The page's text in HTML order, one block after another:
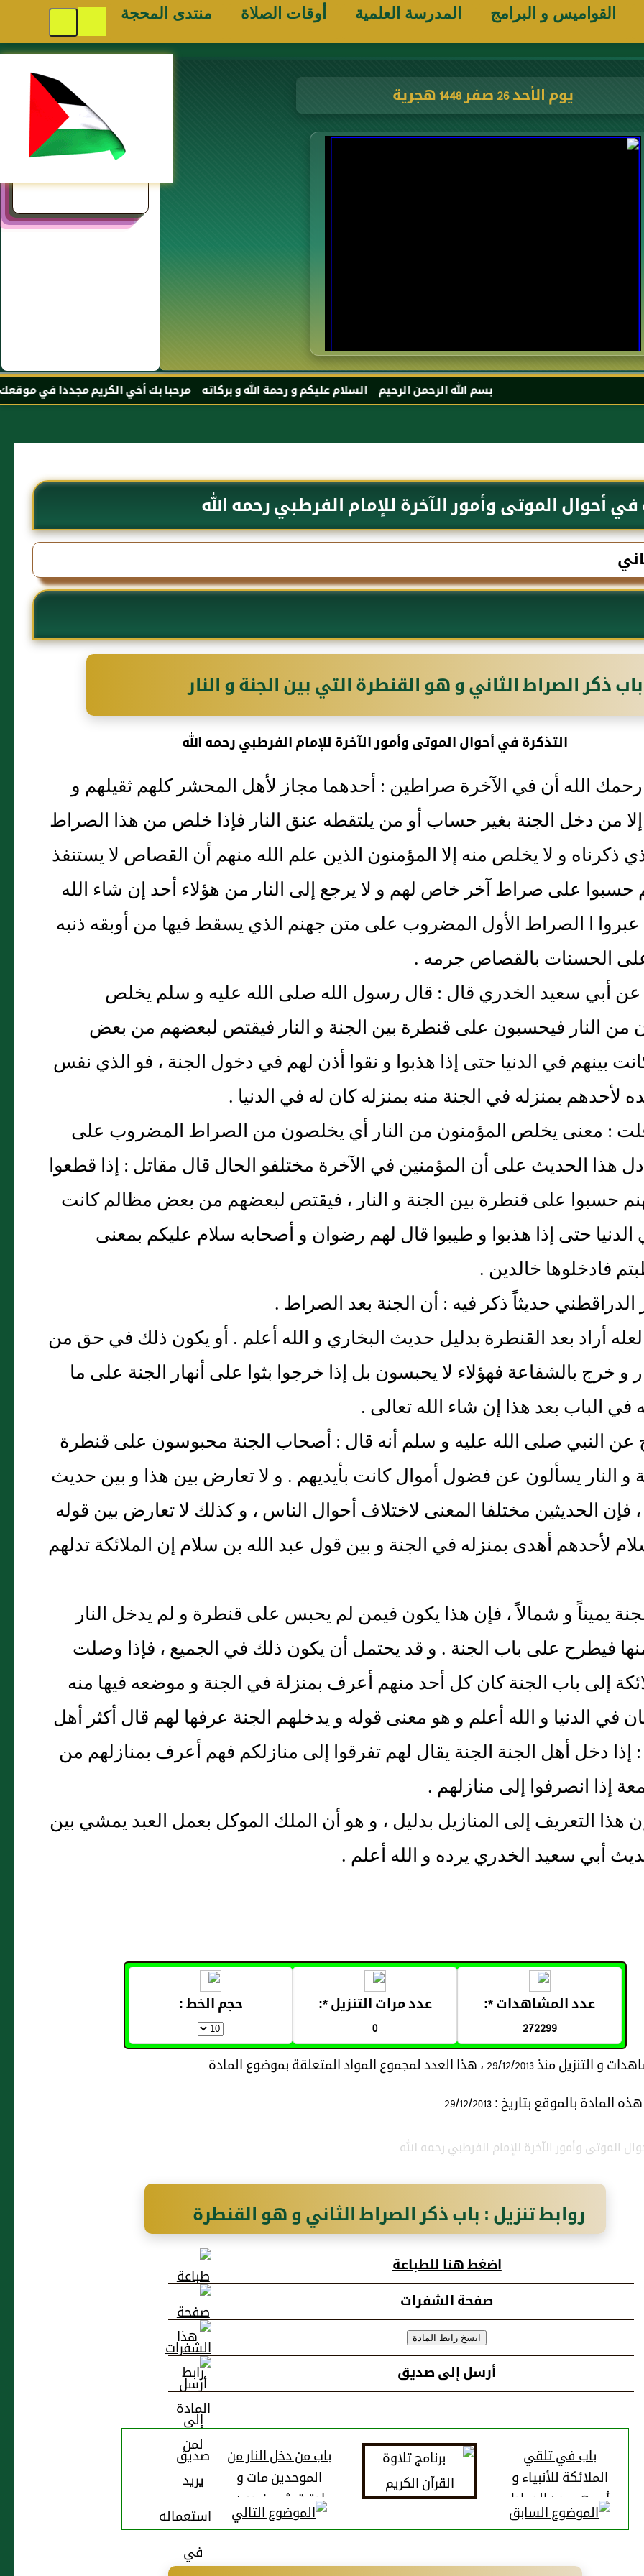
القواميس و البرامج المدرسة العلمية أوقات الصلاة منتدى المحجة
يوم الأحد 26 صفر 1448 هجرية
إسلامية
بسم الله الرحمن الرحيم السلام عليكم و رحمة الله و بركاته مرحبا بك أخي الكريم مجددا في موقعك المفضل المحجة
في أحوال الموتى وأمور الآخرة للإمام الفرطبي رحمه الله
باب ذكر الصراط الثاني و هو القنطرة التي بين الجنة و النار
التذكرة في أحوال الموتى وأمور الآخرة للإمام الفرطبي رحمه الله
الله أن في الآخرة صراطين : أحدهما مجاز لأهل المحشر كلهم ثقيلهم و
من دخل الجنة بغير حساب أو من يلتقطه عنق النار فإذا خلص من هذا الصراط
ذكرناه و لا يخلص منه إلا المؤمنون الذين علم الله منهم أن القصاص لا يستنفذ
حسبوا على صراط آخر خاص لهم و لا يرجع إلى النار من هؤلاء أحد إن شاء الله
عبروا ا الصراط الأول المضروب على متن جهنم الذي يسقط فيها من أوبقه ذنبه
الحسنات بالقصاص جرمه .
عن أبي سعيد الخدري قال : قال رسول الله صلى الله عليه و سلم يخلص
من النار فيحسبون على قنطرة بين الجنة و النار فيقتص لبعضهم من بعض
بينهم في الدنيا حتى إذا هذبوا و نقوا أذن لهم في دخول الجنة ، فو الذي نفس
لأحدهم بمنزله في الجنة منه بمنزله كان له في الدنيا .
: معنى يخلص المؤمنون من النار أي يخلصون من الصراط المضروب على
دل هذا الحديث على أن المؤمنين في الآخرة مختلفو الحال قال مقاتل : إذا قطعوا
حسبوا على قنطرة بين الجنة و النار ، فيقتص لبعضهم من بعض مظالم كانت
الدنيا حتى إذا هذبوا و طيبوا قال لهم رضوان و أصحابه سلام عليكم بمعنى
فادخلوها خالدين .
حديثاً ذكر فيه : أن الجنة بعد الصراط .
أراد بعد القنطرة بدليل حديث البخاري و الله أعلم . أو يكون ذلك في حق من
و خرج بالشفاعة فهؤلاء لا يحبسون بل إذا خرجوا بثوا على أنهار الجنة على ما
في الباب بعد هذا إن شاء الله تعالى .
النبي صلى الله عليه و سلم أنه قال : أصحاب الجنة محبوسون على قنطرة
و النار يسألون عن فضول أموال كانت بأيديهم . و لا تعارض بين هذا و بين حديث
فإن الحديثين مختلفا المعنى لاختلاف أحوال الناس ، و كذلك لا تعارض بين قوله
لأحدهم أهدى بمنزله في الجنة و بين قول عبد الله بن سلام إن الملائكة تدلهم
يميناً و شمالاً ، فإن هذا يكون فيمن لم يحبس على قنطرة و لم يدخل النار
فيطرح على باب الجنة . و قد يحتمل أن يكون ذلك في الجميع ، فإذا وصلت
إلى باب الجنة كان كل أحد منهم أعرف بمنزلة في الجنة و موضعه فيها منه
في الدنيا و الله أعلم و هو معنى قوله و يدخلهم الجنة عرفها لهم قال أكثر أهل
إذا دخل أهل الجنة الجنة يقال لهم تفرقوا إلى منازلكم فهم أعرف بمنازلهم من
إذا انصرفوا إلى منازلهم .
هذا التعريف إلى المنازيل بدليل ، و هو أن الملك الموكل بعمل العبد يمشي بين
أبي سعيد الخدري يرده و الله أعلم .
عدد المشاهدات *:
272299
عدد مرات التنزيل *:
0
حجم الخط :
2013 ، هذا العدد لمجموع المواد المتعلقة بموضوع المادة
بالموقع بتاريخ : 29/12/2013
الموتى وأمور الآخرة للإمام الفرطبي رحمه الله
روابط تنزيل : باب ذكر الصراط الثاني و هو القنطرة
التي بين الجنة و النار
اضغط هنا للطباعة
صفحة الشفرات
أرسل إلى صديق
باب في تلقي
الملائكة للأنبياء و
أممهم بعد الصراط
و في هلاك
باب من دخل النار من
الموحدين مات و
احترق ثم يخرجون
بالشفاعة